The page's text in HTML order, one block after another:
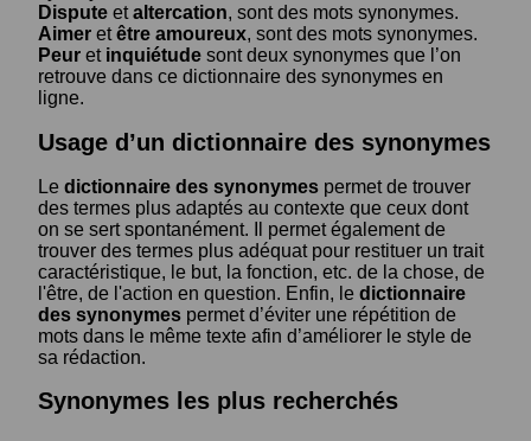
Dispute etaltercation, sont des mots synonymes.
Aimer etêtre amoureux, sont des mots synonymes.
Peur et inquiétude sont deux synonymes que l’on
retrouve dans ce dictionnaire des synonymes en
ligne.
Usage d’un dictionnaire des synonymes
Le dictionnaire des synonymes permet de trouver
des termes plus adaptés au contexte que ceux dont
on se sert spontanément. Il permet également de
trouver des termes plus adéquat pour restituer un trait
caractéristique, le but, la fonction, etc. de la chose, de
l'être, de l'action en question. Enfin, le dictionnaire
des synonymes permet d’éviter une répétition de
mots dans le même texte afin d’améliorer le style de
sa rédaction.
Synonymes les plus recherchés